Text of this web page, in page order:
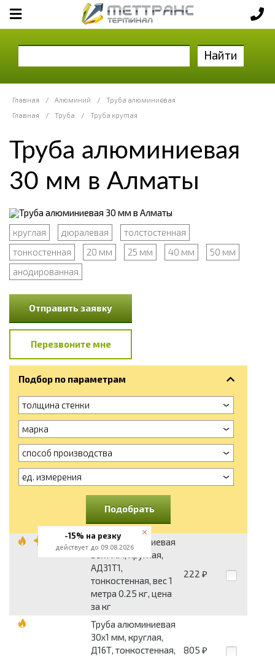
Найти
Главная / Алюминий /
Труба алюминиевая
Главная
/ Труба / Труба круглая
Труба алюминиевая
30 мм в Алматы
круглая дюралевая
толстостенная
тонкостенная
20 мм 25 мм 40 мм
50 мм
анодированная
Отправить заявку
Перезвоните мне
Подбор по параметрам
толщина стенки
марка
способ производства
ед. измерения
Подобрать
Труба алюминиевая
30x1 мм, круглая,
АД31Т1,
тонкостенная, вес 1
метра 0.25 кг, цена
за кг
222 ₽
Труба алюминиевая
30x1 мм, круглая,
Д16Т, тонкостенная,
805 ₽
-15% на резку
действует до 09.08.2026